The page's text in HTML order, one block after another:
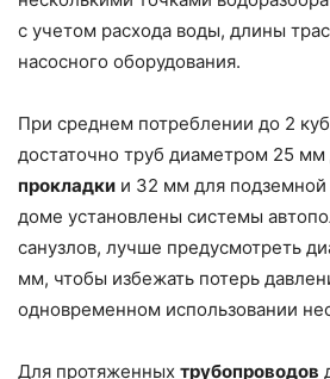
с учетом расхода воды, длины
насосного оборудования.
При среднем потреблении до 2
достаточно труб диаметром 25 мм
прокладки и 32 мм для подземной
доме установлены системы
санузлов, лучше предусмотреть
мм, чтобы избежать потерь
одновременном использовании
Для протяженных трубопроводов